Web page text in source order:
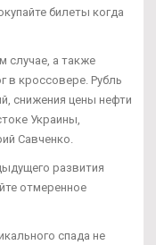
билеты когда
случае, а также
в кроссовере. Рубль
снижения цены нефти
Украины,
Савченко.
развития
отмеренное
спада не